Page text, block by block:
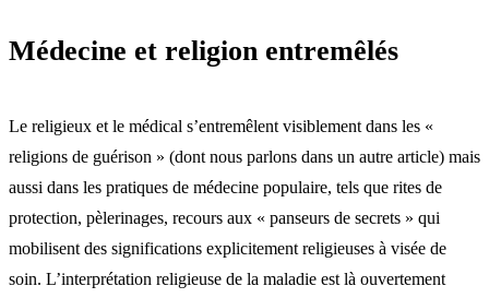
Médecine et religion entremêlés
Le religieux et le médical s’entremêlent visiblement dans les «
religions de guérison » (dont nous parlons dans un autre article) mais
aussi dans les pratiques de médecine populaire, tels que rites de
protection, pèlerinages, recours aux « panseurs de secrets » qui
mobilisent des significations explicitement religieuses à visée de
soin. L’interprétation religieuse de la maladie est là ouvertement